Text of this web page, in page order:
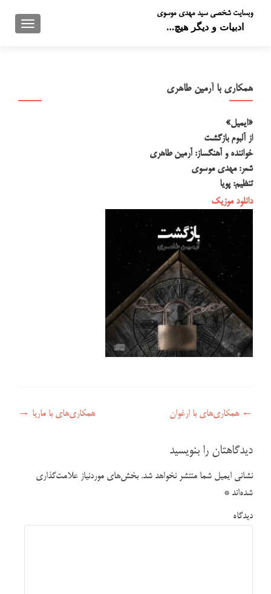
وبسایت شخصی سید مهدی موسوی
ادبیات و دیگر هیچ…
همکاری با آرمین طاهری
«ایمیل»
از آلبوم بازگشت
خواننده و آهنگساز: آرمین طاهری
شعر: مهدی موسوی
تنظیم: پویا
دانلود موزیک
راهبری نوشته
← همکاری‌های با ارغوان همکاری‌های با ماریا →
دیدگاهتان را بنویسید
نشانی ایمیل شما منتشر نخواهد شد. بخش‌های موردنیاز علامت‌گذاری
شده‌اند *
دیدگاه